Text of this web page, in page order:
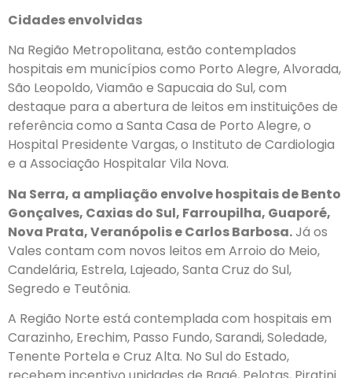
Cidades envolvidas
Na Região Metropolitana, estão contemplados
hospitais em municípios como Porto Alegre, Alvorada,
São Leopoldo, Viamão e Sapucaia do Sul, com
destaque para a abertura de leitos em instituições de
referência como a Santa Casa de Porto Alegre, o
Hospital Presidente Vargas, o Instituto de Cardiologia
e a Associação Hospitalar Vila Nova.
Na Serra, a ampliação envolve hospitais de Bento
Gonçalves, Caxias do Sul, Farroupilha, Guaporé,
Nova Prata, Veranópolis e Carlos Barbosa.Já os
Vales contam com novos leitos em Arroio do Meio,
Candelária, Estrela, Lajeado, Santa Cruz do Sul,
Segredo e Teutônia.
A Região Norte está contemplada com hospitais em
Carazinho, Erechim, Passo Fundo, Sarandi, Soledade,
Tenente Portela e Cruz Alta. No Sul do Estado,